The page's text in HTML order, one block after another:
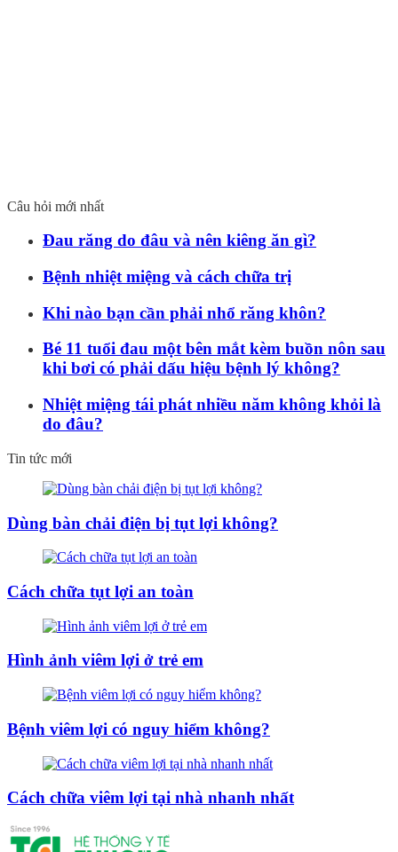
Câu hỏi mới nhất
Đau răng do đâu và nên kiêng ăn gì?
Bệnh nhiệt miệng và cách chữa trị
Khi nào bạn cần phải nhổ răng khôn?
Bé 11 tuổi đau một bên mắt kèm buồn nôn sau
khi bơi có phải dấu hiệu bệnh lý không?
Nhiệt miệng tái phát nhiều năm không khỏi là
do đâu?
Tin tức mới
Dùng bàn chải điện bị tụt lợi không?
Cách chữa tụt lợi an toàn
Hình ảnh viêm lợi ở trẻ em
Bệnh viêm lợi có nguy hiểm không?
Cách chữa viêm lợi tại nhà nhanh nhất